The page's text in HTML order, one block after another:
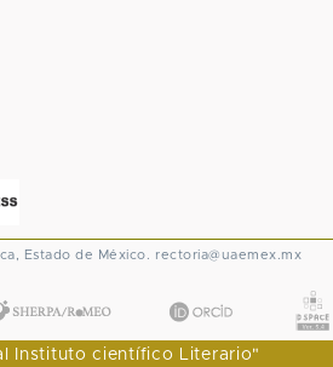
Estado de México. rectoria@uaemex.mx
Instituto científico Literario"